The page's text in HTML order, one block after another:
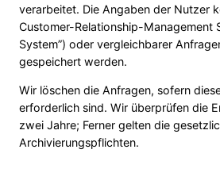
verarbeitet. Die Angaben der Nutzer
Customer-Relationship-Management
System”) oder vergleichbarer
gespeichert werden.
Wir löschen die Anfragen, sofern
erforderlich sind. Wir überprüfen die
zwei Jahre; Ferner gelten die
Archivierungspflichten.